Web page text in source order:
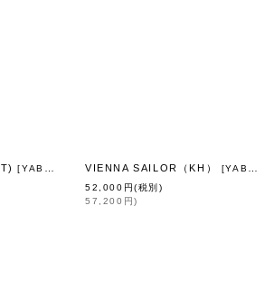
[YAB-YUM VIENNA SAILOR（KH） [YAB-YUM
52,000 円(税別)
57,200 円)